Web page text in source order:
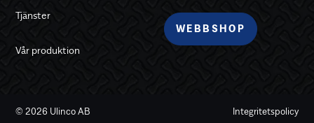
Tjänster
Vår produktion
WEBBSHOP
© 2026 Ulinco AB Integritetspolicy